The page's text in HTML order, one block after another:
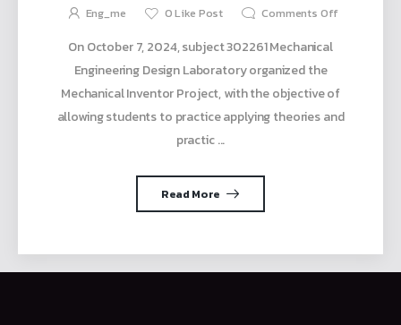
Eng_me 0Like Post Comments Off
On October 7, 2024, subject 302261 Mechanical
Engineering Design Laboratory organized the
Mechanical Inventor Project, with the objective of
allowing students to practice applying theories and
practic ...
Read More